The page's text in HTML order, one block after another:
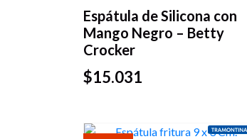
Espátula de Silicona con
Mango Negro – Betty
Crocker
$15.031